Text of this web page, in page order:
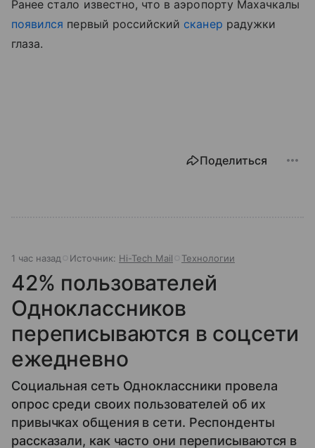
Ранее стало известно, что в аэропорту Махачкалы
появилcя первый российский сканер радужки
глаза.
Поделиться
1 час назад Источник: Hi-Tech Mail Технологии
42% пользователей
Одноклассников
переписываются в соцсети
ежедневно
Социальная сеть Одноклассники провела
опрос среди своих пользователей об их
привычках общения в сети. Респонденты
рассказали, как часто они переписываются в